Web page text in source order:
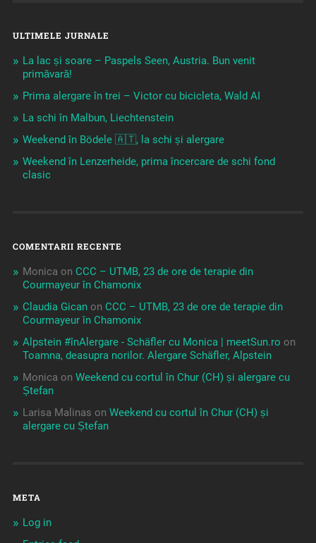
ULTIMELE JURNALE
La lac și soare – Paspels Seen, Austria. Bun venit
primăvară!
Prima alergare în trei – Victor cu bicicleta, Wald AI
La schi în Malbun, Liechtenstein
Weekend în Bödele 🇦🇹, la schi și alergare
Weekend în Lenzerheide, prima încercare de schi fond
clasic
COMENTARII RECENTE
Monica on CCC – UTMB, 23 de ore de terapie din
Courmayeur în Chamonix
Claudia Gicanon CCC – UTMB, 23 de ore de terapie din
Courmayeur în Chamonix
Alpstein #înAlergare - Schäfler cu Monica | meetSun.ro on
Toamna, deasupra norilor. Alergare Schäfler, Alpstein
Monica on Weekend cu cortul în Chur (CH) și alergare cu
Ștefan
Larisa Malinas on Weekend cu cortul în Chur (CH) și
alergare cu Ștefan
META
Log in